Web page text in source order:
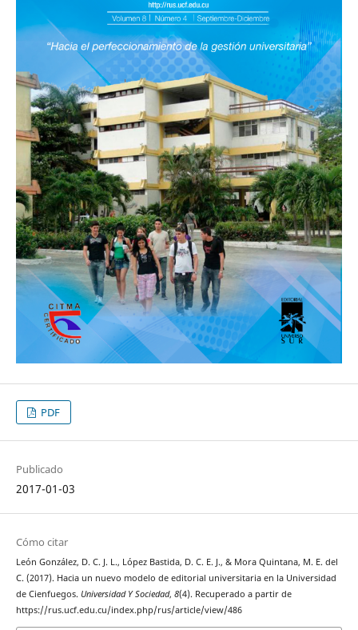
PDF
Publicado
2017-01-03
Cómo citar
León González, D. C. J. L., López Bastida, D. C. E. J., & Mora Quintana, M. E. del
C. (2017). Hacia un nuevo modelo de editorial universitaria en la Universidad
de Cienfuegos. Universidad Y Sociedad, 8(4). Recuperado a partir de
https://rus.ucf.edu.cu/index.php/rus/article/view/486